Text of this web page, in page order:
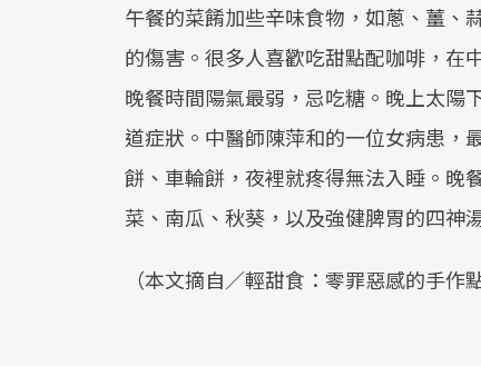
午餐的菜餚加些辛味食物，如蔥、薑、
的傷害。很多人喜歡吃甜點配咖啡，在
晚餐時間陽氣最弱，忌吃糖。晚上太陽
道症狀。中醫師陳萍和的一位女病患，
餅、車輪餅，夜裡就疼得無法入睡。晚
菜、南瓜、秋葵，以及強健脾胃的四神
（本文摘自／輕甜食：零罪惡感的手作